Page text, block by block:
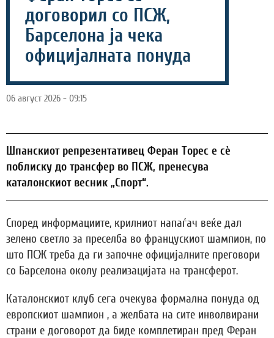
договорил со ПСЖ,
Барселона ја чека
официјалната понуда
06 август 2026 - 09:15
Шпанскиот репрезентативец Феран Торес е сè
поблиску до трансфер во ПСЖ, пренесува
каталонскиот весник „Спорт“.
Според информациите, крилниот напаѓач веќе дал
зелено светло за преселба во францускиот шампион, по
што ПСЖ треба да ги започне официјалните преговори
со Барселона околу реализацијата на трансферот.
Каталонскиот клуб сега очекува формална понуда од
европскиот шампион , а желбата на сите инволвирани
страни е договорот да биде комплетиран пред Феран